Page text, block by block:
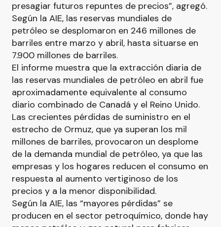
presagiar futuros repuntes de precios”, agregó.
Según la AIE, las reservas mundiales de
petróleo se desplomaron en 246 millones de
barriles entre marzo y abril, hasta situarse en
7.900 millones de barriles.
El informe muestra que la extracción diaria de
las reservas mundiales de petróleo en abril fue
aproximadamente equivalente al consumo
diario combinado de Canadá y el Reino Unido.
Las crecientes pérdidas de suministro en el
estrecho de Ormuz, que ya superan los mil
millones de barriles, provocaron un desplome
de la demanda mundial de petróleo, ya que las
empresas y los hogares reducen el consumo en
respuesta al aumento vertiginoso de los
precios y a la menor disponibilidad.
Según la AIE, las “mayores pérdidas” se
producen en el sector petroquímico, donde hay